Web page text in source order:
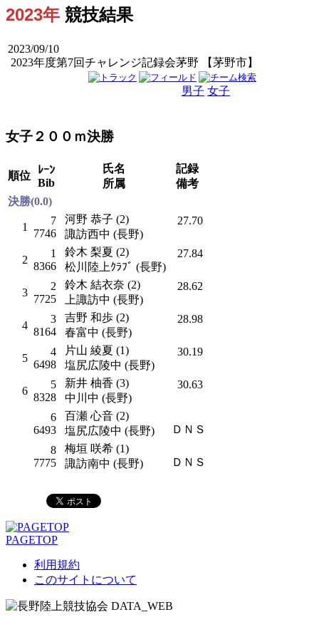
2023年 競技結果
2023/09/10
2023年度第7回チャレンジ記録会茅野 【茅野市】
男子 女子
女子２００ｍ決勝
順位
ﾚｰﾝ
Bib
氏名
所属
記録
備考
決勝(0.0)
1
7
7746
河野 恭子 (2)
諏訪西中 (長野)
27.70
2
1
8366
鈴木 梨夏 (2)
松川陸上ｸﾗﾌﾞ (長野)
27.84
3
2
7725
鈴木 結衣奈 (2)
上諏訪中 (長野)
28.62
4
3
8164
吉野 和歩 (2)
春富中 (長野)
28.98
5
4
6498
片山 綾夏 (1)
塩尻広陵中 (長野)
30.19
6
5
8328
新井 柚香 (3)
中川中 (長野)
30.63
6
6493
百瀬 心音 (2)
塩尻広陵中 (長野)
ＤＮＳ
8
7775
梅垣 咲希 (1)
諏訪南中 (長野)
ＤＮＳ
PAGETOP
利用規約
このサイトについて